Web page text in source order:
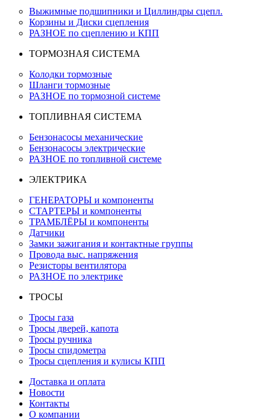
Выжимные подшипники и Циллиндры сцепл.
Корзины и Диски сцепления
РАЗНОЕ по сцеплению и КПП
ТОРМОЗНАЯ СИСТЕМА
Колодки тормозные
Шланги тормозные
РАЗНОЕ по тормозной системе
ТОПЛИВНАЯ СИСТЕМА
Бензонасосы механические
Бензонасосы электрические
РАЗНОЕ по топливной системе
ЭЛЕКТРИКА
ГЕНЕРАТОРЫ и компоненты
СТАРТЕРЫ и компоненты
ТРАМБЛЁРЫ и компоненты
Датчики
Замки зажигания и контактные группы
Провода выс. напряжения
Резисторы вентилятора
РАЗНОЕ по электрике
ТРОСЫ
Тросы газа
Тросы дверей, капота
Тросы ручника
Тросы спидометра
Тросы сцепления и кулисы КПП
Доставка и оплата
Новости
Контакты
О компании